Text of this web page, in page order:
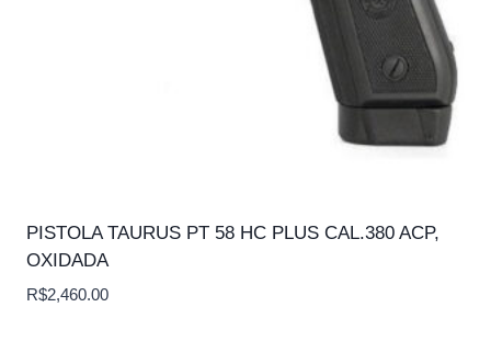
PISTOLA TAURUS PT 58 HC PLUS CAL.380 ACP,
OXIDADA
R$2,460.00